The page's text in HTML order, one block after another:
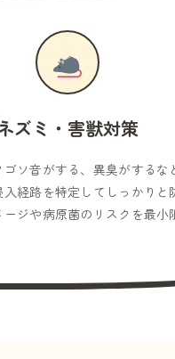
ズミ・害獣対策
ソ音がする、異臭がするな
経路を特定してしっかりと
ジや病原菌のリスクを最小